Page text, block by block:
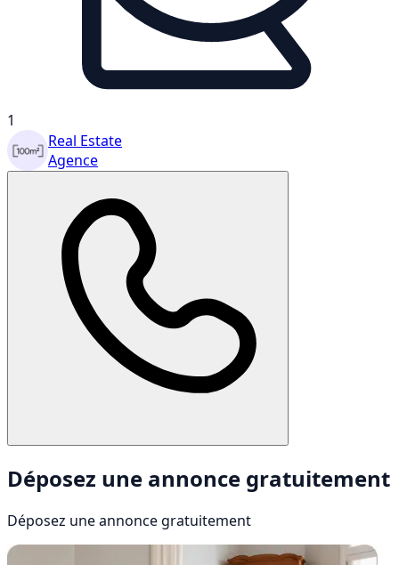
1
Real Estate
Agence
Déposez une annonce gratuitement
Déposez une annonce gratuitement